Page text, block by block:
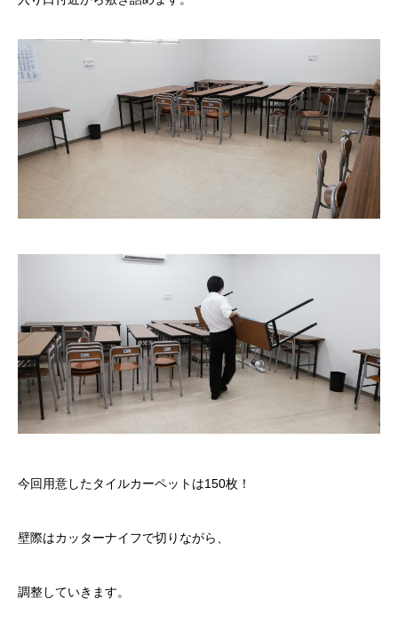
今回用意したタイルカーペットは150枚！
壁際はカッターナイフで切りながら、
調整していきます。